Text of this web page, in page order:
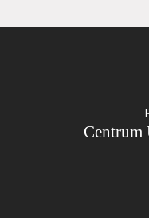
Centrum